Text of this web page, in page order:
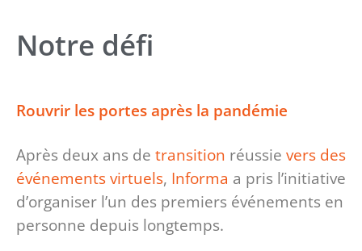
Notre défi
Rouvrir les portes après la pandémie
Après deux ans de transition réussie vers des
événements virtuels, Informa a pris l’initiative
d’organiser l’un des premiers événements en
personne depuis longtemps.